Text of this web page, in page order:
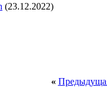
(23.12.2022)
«